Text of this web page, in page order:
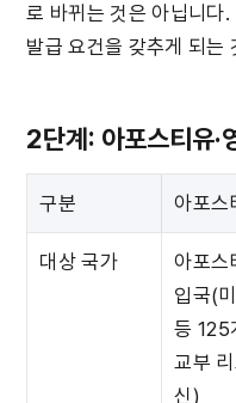
로 바뀌는 것은 아닙니다
발급 요건을 갖추게 되는
2단계: 아포스티유·
구분 아포스
대상 국가
아포스
입국(
등 125
교부
신)